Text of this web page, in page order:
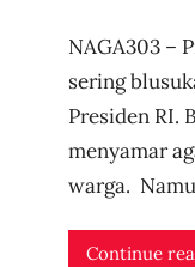
NAGA303 –
sering
Presiden RI.
menyamar
warga.
Continue